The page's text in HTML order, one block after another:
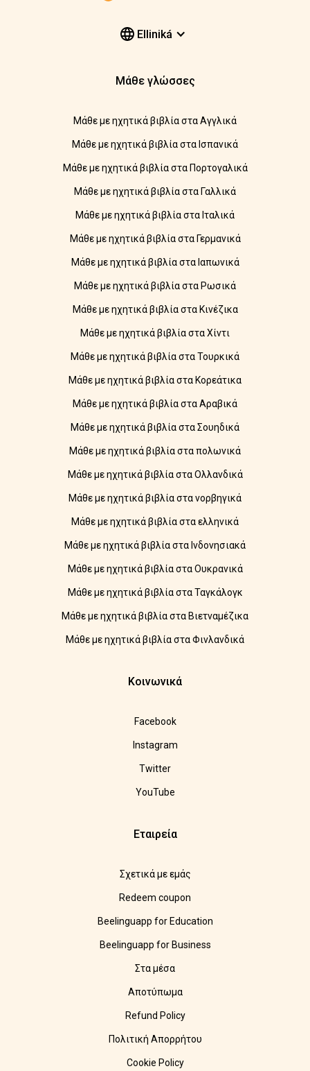
Elliniká
Μάθε γλώσσες
Μάθε με ηχητικά βιβλία στα Αγγλικά
Μάθε με ηχητικά βιβλία στα Ισπανικά
Μάθε με ηχητικά βιβλία στα Πορτογαλικά
Μάθε με ηχητικά βιβλία στα Γαλλικά
Μάθε με ηχητικά βιβλία στα Ιταλικά
Μάθε με ηχητικά βιβλία στα Γερμανικά
Μάθε με ηχητικά βιβλία στα Ιαπωνικά
Μάθε με ηχητικά βιβλία στα Ρωσικά
Μάθε με ηχητικά βιβλία στα Κινέζικα
Μάθε με ηχητικά βιβλία στα Χίντι
Μάθε με ηχητικά βιβλία στα Τουρκικά
Μάθε με ηχητικά βιβλία στα Κορεάτικα
Μάθε με ηχητικά βιβλία στα Αραβικά
Μάθε με ηχητικά βιβλία στα Σουηδικά
Μάθε με ηχητικά βιβλία στα πολωνικά
Μάθε με ηχητικά βιβλία στα Ολλανδικά
Μάθε με ηχητικά βιβλία στα νορβηγικά
Μάθε με ηχητικά βιβλία στα ελληνικά
Μάθε με ηχητικά βιβλία στα Ινδονησιακά
Μάθε με ηχητικά βιβλία στα Ουκρανικά
Μάθε με ηχητικά βιβλία στα Ταγκάλογκ
Μάθε με ηχητικά βιβλία στα Βιετναμέζικα
Μάθε με ηχητικά βιβλία στα Φινλανδικά
Κοινωνικά
Facebook
Instagram
Twitter
YouTube
Εταιρεία
Σχετικά με εμάς
Redeem coupon
Beelinguapp for Education
Beelinguapp for Business
Στα μέσα
Αποτύπωμα
Refund Policy
Πολιτική Απορρήτου
Cookie Policy